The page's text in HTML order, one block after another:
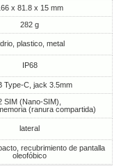
x 81.8 x 15 mm
282 g
plastico, metal
IP68
Type-C, jack 3.5mm
SIM (Nano-SIM),
(ranura compartida)
lateral
recubrimiento de pantalla
oleofóbico